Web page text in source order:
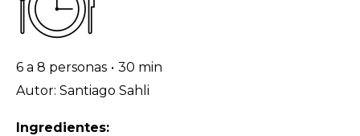
6 a 8 personas • 30 min
Autor: Santiago Sahli
Ingredientes: